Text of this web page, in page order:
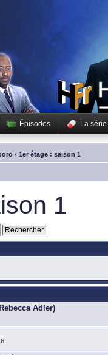
Épisodes La série
‹ 1er étage : saison 1
1
Adler)